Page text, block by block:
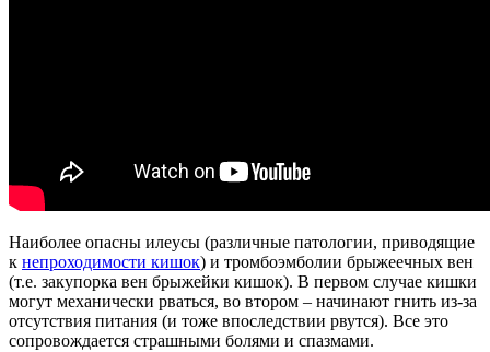
Наиболее опасны илеусы (различные патологии, приводящие
к непроходимости кишок) и тромбоэмболии брыжеечных вен
(т.е. закупорка вен брыжейки кишок). В первом случае кишки
могут механически рваться, во втором – начинают гнить из-за
отсутствия питания (и тоже впоследствии рвутся). Все это
сопровождается страшными болями и спазмами.